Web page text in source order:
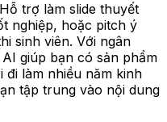
Hỗ trợ làm slide thuyết
nghiệp, hoặc pitch ý
sinh viên. Với ngân
giúp bạn có sản phẩm
đi làm nhiều năm kinh
tập trung vào nội dung